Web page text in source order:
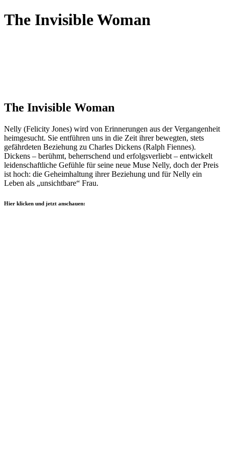
The Invisible Woman
The Invisible Woman
Nelly (Felicity Jones) wird von Erinnerungen aus der Vergangenheit
heimgesucht. Sie entführen uns in die Zeit ihrer bewegten, stets
gefährdeten Beziehung zu Charles Dickens (Ralph Fiennes).
Dickens – berühmt, beherrschend und erfolgsverliebt – entwickelt
leidenschaftliche Gefühle für seine neue Muse Nelly, doch der Preis
ist hoch: die Geheimhaltung ihrer Beziehung und für Nelly ein
Leben als „unsichtbare“ Frau.
Hier klicken und jetzt anschauen: